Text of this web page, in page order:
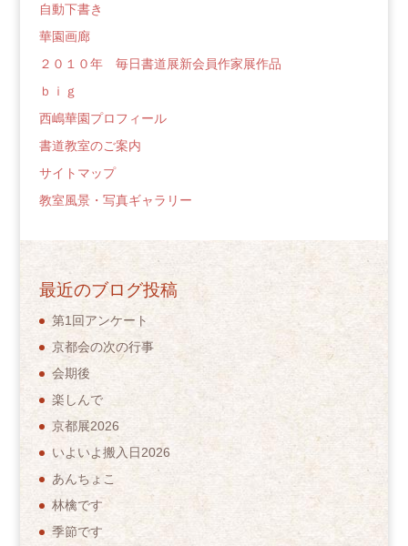
自動下書き
華園画廊
２０１０年 毎日書道展新会員作家展作品
ｂｉｇ
西嶋華園プロフィール
書道教室のご案内
サイトマップ
教室風景・写真ギャラリー
最近のブログ投稿
第1回アンケート
京都会の次の行事
会期後
楽しんで
京都展2026
いよいよ搬入日2026
あんちょこ
林檎です
季節です